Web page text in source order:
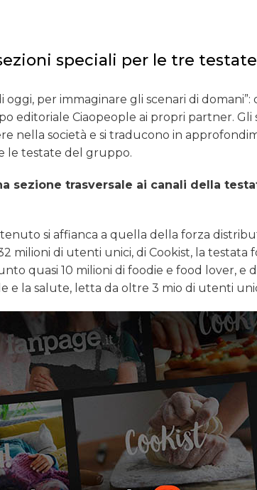
speciali per le tre
oggi, per immaginare gli scenari di
editoriale Ciaopeople ai propri partner. Gli
nella società e si traducono in
le testate del gruppo.
sezione trasversale ai canali della
si affianca a quella della forza
milioni di utenti unici, di Cookist, la
quasi 10 milioni di foodie e food lover,
e la salute, letta da oltre 3 mio di utenti